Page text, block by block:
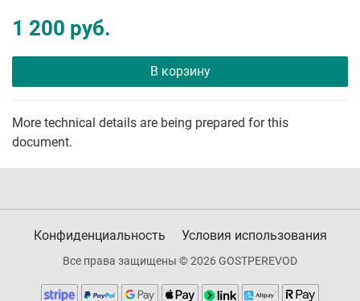
1 200 руб.
В корзину
More technical details are being prepared for this
document.
Конфиденциальность Условия использования
Все права защищены © 2026 GOSTPEREVOD